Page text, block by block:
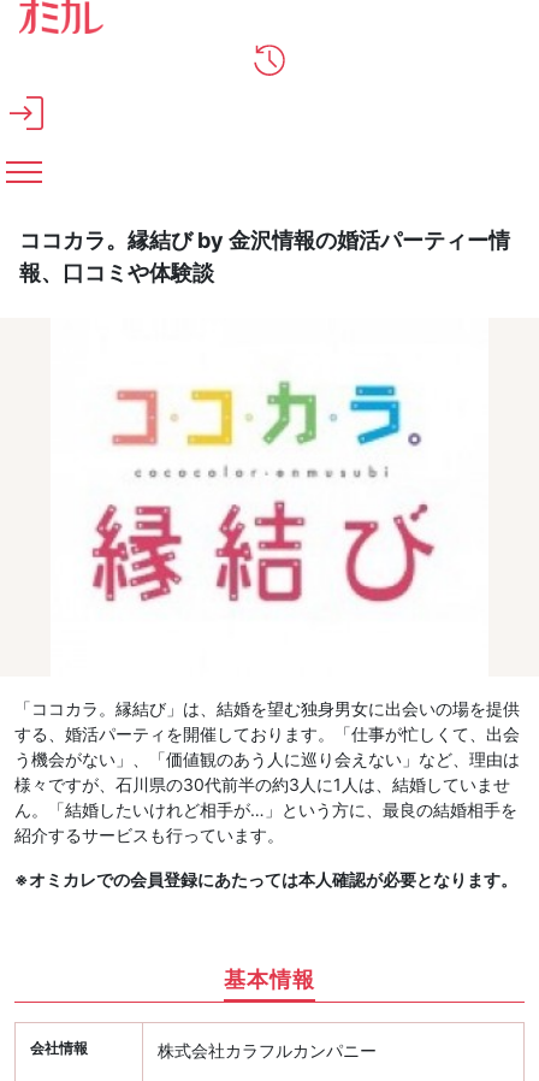
メインコンテンツへスキップ
ココカラ。縁結び by 金沢情報の婚活パーティー情
報、口コミや体験談
「ココカラ。縁結び」は、結婚を望む独身男女に出会いの場を提供
する、婚活パーティを開催しております。「仕事が忙しくて、出会
う機会がない」、「価値観のあう人に巡り会えない」など、理由は
様々ですが、石川県の30代前半の約3人に1人は、結婚していませ
ん。「結婚したいけれど相手が…」という方に、最良の結婚相手を
紹介するサービスも行っています。
※オミカレでの会員登録にあたっては本人確認が必要となります。
基本情報
会社情報 株式会社カラフルカンパニー